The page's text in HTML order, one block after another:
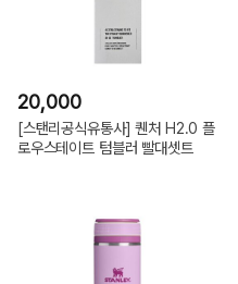
20,000
[스탠리공식유통사] 퀜처 H2.0 플
로우스테이트 텀블러 빨대셋트